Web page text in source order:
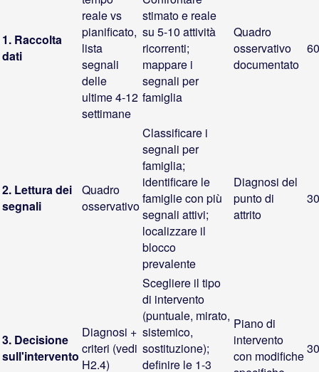
1. Raccolta
dati
reale vs
pianificato,
lista
segnali
delle
ultime 4-12
settimane
stimato e reale
su 5-10 attività
ricorrenti;
mappare i
segnali per
famiglia
Quadro
osservativo
documentato
2. Lettura dei
segnali
Quadro
osservativo
Classificare i
segnali per
famiglia;
identificare le
famiglie con più
segnali attivi;
localizzare il
blocco
prevalente
Diagnosi del
punto di
attrito
3. Decisione
sull'intervento
Diagnosi +
criteri (vedi
H2.4)
Scegliere il tipo
di intervento
(puntuale, mirato,
sistemico,
sostituzione);
definire le 1-3
Piano di
intervento
con modifiche